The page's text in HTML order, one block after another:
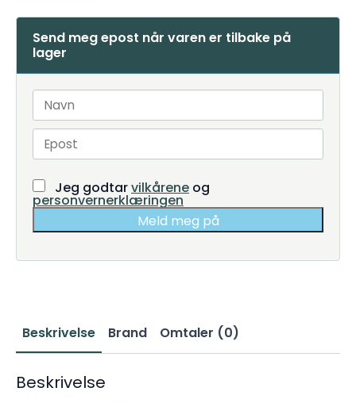
Send meg epost når varen er tilbake på
lager
Jeg godtarvilkårene og
personvernerklæringen
Meld meg på
Beskrivelse Brand Omtaler (0)
Beskrivelse